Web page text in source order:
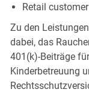
Retail
Zu den
dabei, das
401(k)-Beiträge
Kinderbetreuung